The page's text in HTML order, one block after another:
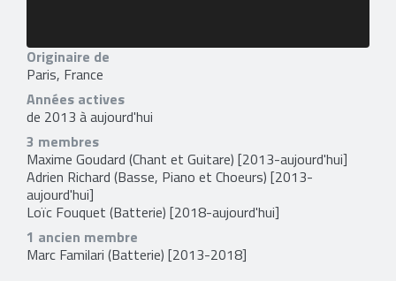
Originaire de
Paris, France
Années actives
de 2013 à aujourd'hui
3 membres
Maxime Goudard (Chant et Guitare) [2013-aujourd'hui]
Adrien Richard (Basse, Piano et Choeurs) [2013-
aujourd'hui]
Loïc Fouquet (Batterie) [2018-aujourd'hui]
1 ancien membre
Marc Familari (Batterie) [2013-2018]